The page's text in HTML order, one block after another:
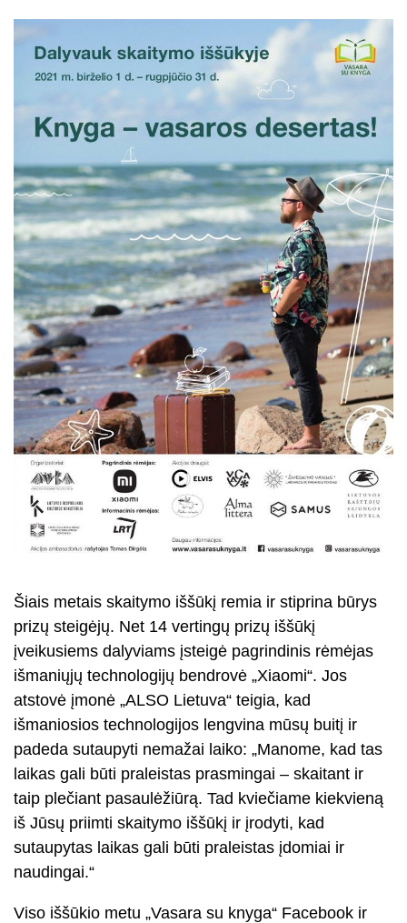
Šiais metais skaitymo iššūkį remia ir stiprina būrys
prizų steigėjų. Net 14 vertingų prizų iššūkį
įveikusiems dalyviams įsteigė pagrindinis rėmėjas
išmaniųjų technologijų bendrovė „Xiaomi“. Jos
atstovė įmonė „ALSO Lietuva“ teigia, kad
išmaniosios technologijos lengvina mūsų buitį ir
padeda sutaupyti nemažai laiko: „Manome, kad tas
laikas gali būti praleistas prasmingai – skaitant ir
taip plečiant pasaulėžiūrą. Tad kviečiame kiekvieną
iš Jūsų priimti skaitymo iššūkį ir įrodyti, kad
sutaupytas laikas gali būti praleistas įdomiai ir
naudingai.“
Viso iššūkio metu „Vasara su knyga“ Facebook ir